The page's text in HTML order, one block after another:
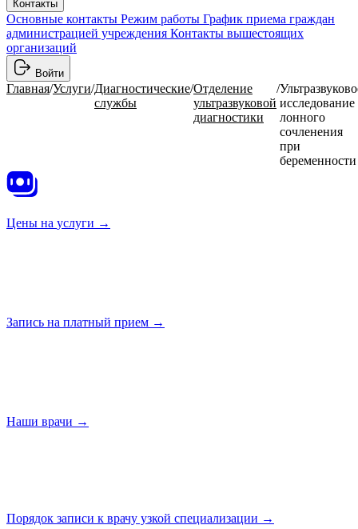
Контакты
Основные контакты Режим работы График приема граждан
администрацией учреждения Контакты вышестоящих
организаций
Войти
Главная/Услуги/Диагностические
службы
/Отделение
ультразвуковой
диагностики
/
исследование
лонного
сочленения
при
беременности
Цены на услуги →
Запись на платный прием →
Наши врачи →
Порядок записи к врачу узкой специализации →